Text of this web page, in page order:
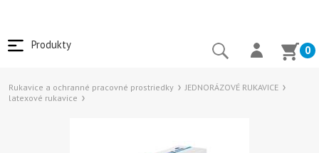
Produkty 0
Rukavice a ochranné pracovné prostriedky
JEDNORÁZOVÉ RUKAVICE
latexové rukavice